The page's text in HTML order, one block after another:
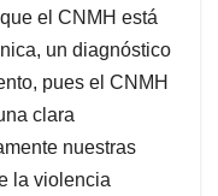
el CNMH está
un diagnóstico
pues el CNMH
clara
nuestras
la violencia